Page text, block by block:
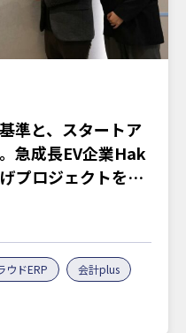
準と、スタートア
急成長EV企業Hak
プロジェクトを訊
ウドERP 会計plus